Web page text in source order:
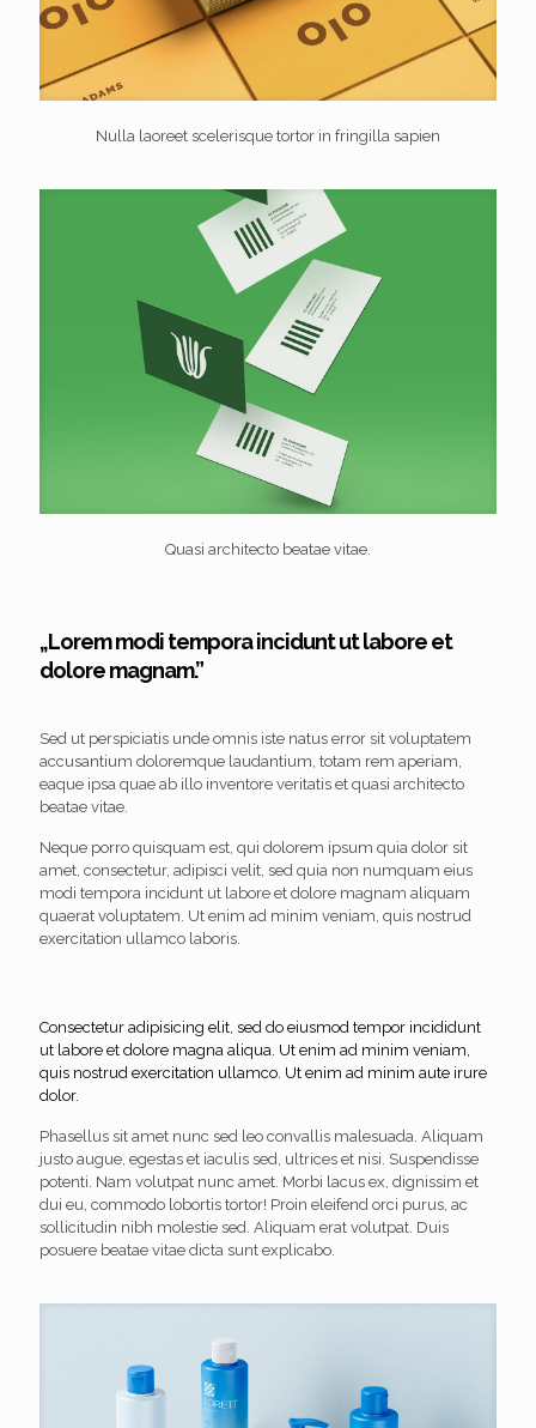
Nulla laoreet scelerisque tortor in fringilla sapien
Quasi architecto beatae vitae.
„Lorem modi tempora incidunt ut labore et
dolore magnam.”
Sed ut perspiciatis unde omnis iste natus error sit voluptatem
accusantium doloremque laudantium, totam rem aperiam,
eaque ipsa quae ab illo inventore veritatis et quasi architecto
beatae vitae.
Neque porro quisquam est, qui dolorem ipsum quia dolor sit
amet, consectetur, adipisci velit, sed quia non numquam eius
modi tempora incidunt ut labore et dolore magnam aliquam
quaerat voluptatem. Ut enim ad minim veniam, quis nostrud
exercitation ullamco laboris.
Consectetur adipisicing elit, sed do eiusmod tempor incididunt
ut labore et dolore magna aliqua. Ut enim ad minim veniam,
quis nostrud exercitation ullamco. Ut enim ad minim aute irure
dolor.
Phasellus sit amet nunc sed leo convallis malesuada. Aliquam
justo augue, egestas et iaculis sed, ultrices et nisi. Suspendisse
potenti. Nam volutpat nunc amet. Morbi lacus ex, dignissim et
dui eu, commodo lobortis tortor! Proin eleifend orci purus, ac
sollicitudin nibh molestie sed. Aliquam erat volutpat. Duis
posuere beatae vitae dicta sunt explicabo.